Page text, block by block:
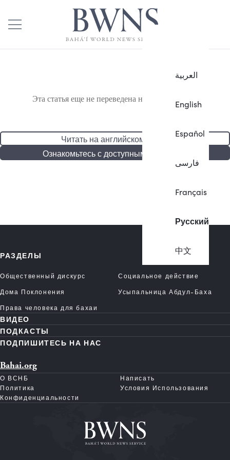
العربية
English
Español
فارسی
Français
Русский
中文
Эта статья еще не переведена на русский язык.
Читать на английском языке
Ознакомьтесь с доступными статьями
РАЗДЕЛЫ
Общественный дискурс
Социальное действие
Дома Поклонения
Усыпальница Абдул-Баха
Права человека для бахаи
ВИДЕО
ПОДКАСТЫ
ПОДПИШИТЕСЬ НА НАС
Bahai.org
О ВСНБ
Написать
Политика
Конфиденциальности
Условия Использования